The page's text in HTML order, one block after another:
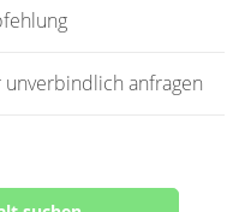
anfragen